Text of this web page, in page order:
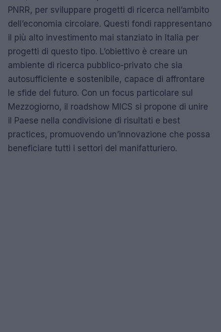
PNRR, per sviluppare progetti di ricerca nell’ambito
dell’economia circolare. Questi fondi rappresentano
il più alto investimento mai stanziato in Italia per
progetti di questo tipo. L’obiettivo è creare un
ambiente di ricerca pubblico-privato che sia
autosufficiente e sostenibile, capace di affrontare
le sfide del futuro. Con un focus particolare sul
Mezzogiorno, il roadshow MICS si propone di unire
il Paese nella condivisione di risultati e best
practices, promuovendo un’innovazione che possa
beneficiare tutti i settori del manifatturiero.